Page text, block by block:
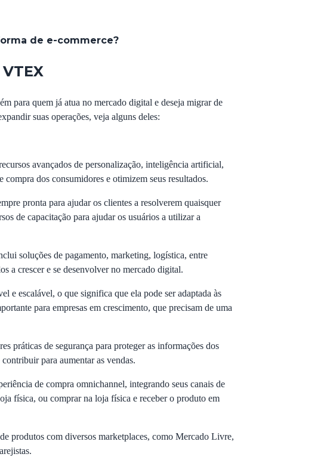
de e-commerce?
para quem já atua no mercado digital e deseja migrar de
suas operações, veja alguns deles:
avançados de personalização, inteligência artificial,
dos consumidores e otimizem seus resultados.
pronta para ajudar os clientes a resolverem quaisquer
de capacitação para ajudar os usuários a utilizar a
soluções de pagamento, marketing, logística, entre
a crescer e se desenvolver no mercado digital.
e escalável, o que significa que ela pode ser adaptada às
para empresas em crescimento, que precisam de uma
práticas de segurança para proteger as informações dos
para aumentar as vendas.
de compra omnichannel, integrando seus canais de
física, ou comprar na loja física e receber o produto em
produtos com diversos marketplaces, como Mercado Livre,